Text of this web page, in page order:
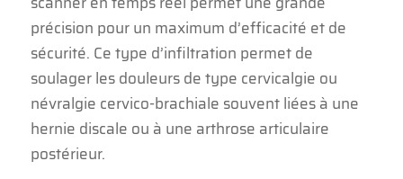
précision pour un maximum d’efficacité et de
sécurité. Ce type d’infiltration permet de
soulager les douleurs de type cervicalgie ou
névralgie cervico-brachiale souvent liées à une
hernie discale ou à une arthrose articulaire
postérieur.